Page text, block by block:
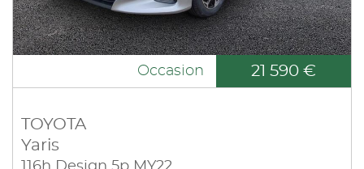
Occasion 21 590 €
TOYOTA
Yaris